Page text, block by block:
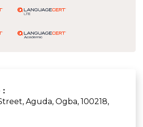
:
Aguda, Ogba, 100218,